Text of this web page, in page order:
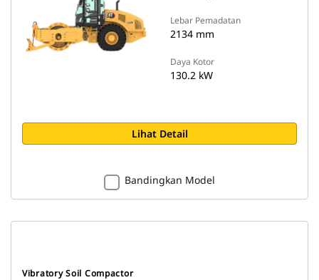
Lebar Pemadatan
2134 mm
Daya Kotor
130.2 kW
Lihat Detail
Bandingkan Model
Vibratory Soil Compactor